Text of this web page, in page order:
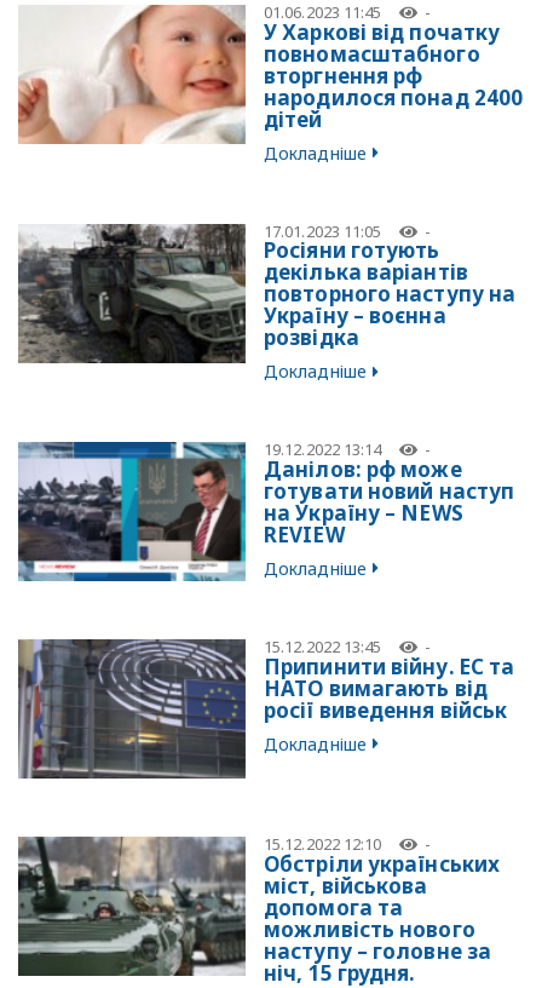
01.06.2023 11:45 -
У Харкові від початку
повномасштабного
вторгнення рф
народилося понад 2400
дітей
Докладніше
17.01.2023 11:05 -
Росіяни готують
декілька варіантів
повторного наступу на
Україну – воєнна
розвідка
Докладніше
19.12.2022 13:14 -
Данілов: рф може
готувати новий наступ
на Україну – NEWS
REVIEW
Докладніше
15.12.2022 13:45 -
Припинити війну. ЕС та
НАТО вимагають від
росії виведення військ
Докладніше
15.12.2022 12:10 -
Обстріли українських
міст, військова
допомога та
можливість нового
наступу – головне за
ніч, 15 грудня.